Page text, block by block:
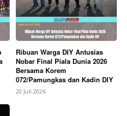
Ribuan Warga DIY Antusias
Nobar Final Piala Dunia 2026
Bersama Korem
072/Pamungkas dan Kadin DIY
20 Juli 2026